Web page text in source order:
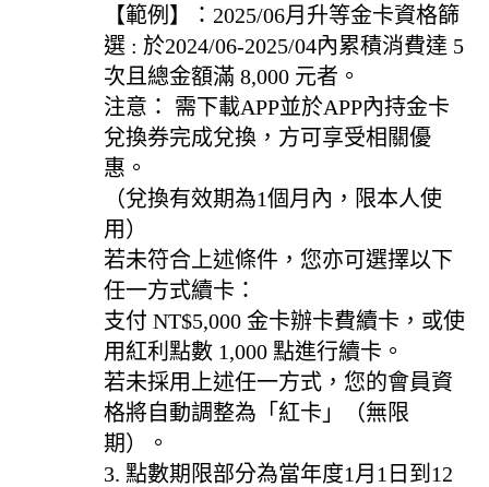
【範例】：2025/06月升等金卡資格篩
選 : 於2024/06-2025/04內累積消費達 5
次且總金額滿 8,000 元者。
注意： 需下載APP並於APP內持金卡
兌換券完成兌換，方可享受相關優
惠。
（兌換有效期為1個月內，限本人使
用）
若未符合上述條件，您亦可選擇以下
任一方式續卡：
支付 NT$5,000 金卡辦卡費續卡，或使
用紅利點數 1,000 點進行續卡。
若未採用上述任一方式，您的會員資
格將自動調整為「紅卡」（無限
期）。
3. 點數期限部分為當年度1月1日到12